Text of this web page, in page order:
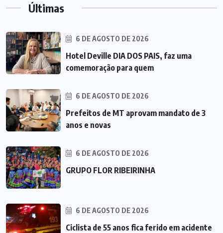
Últimas
6 DE AGOSTO DE 2026
Hotel Deville DIA DOS PAIS, faz uma
comemoração para quem
6 DE AGOSTO DE 2026
Prefeitos de MT aprovam mandato de 3
anos e novas
6 DE AGOSTO DE 2026
GRUPO FLOR RIBEIRINHA
6 DE AGOSTO DE 2026
Ciclista de 55 anos fica ferido em acidente